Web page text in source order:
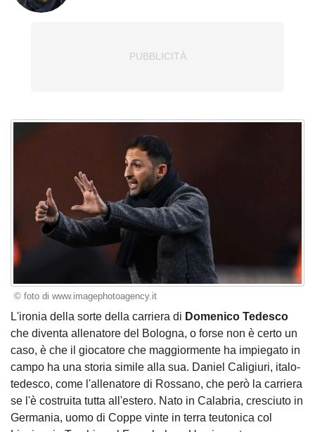
© foto di www.imagephotoagency.it
L'ironia della sorte della carriera di Domenico Tedesco
che diventa allenatore del Bologna, o forse non è certo un
caso, è che il giocatore che maggiormente ha impiegato in
campo ha una storia simile alla sua. Daniel Caligiuri, italo-
tedesco, come l'allenatore di Rossano, che però la carriera
se l'è costruita tutta all'estero. Nato in Calabria, cresciuto in
Germania, uomo di Coppe vinte in terra teutonica col